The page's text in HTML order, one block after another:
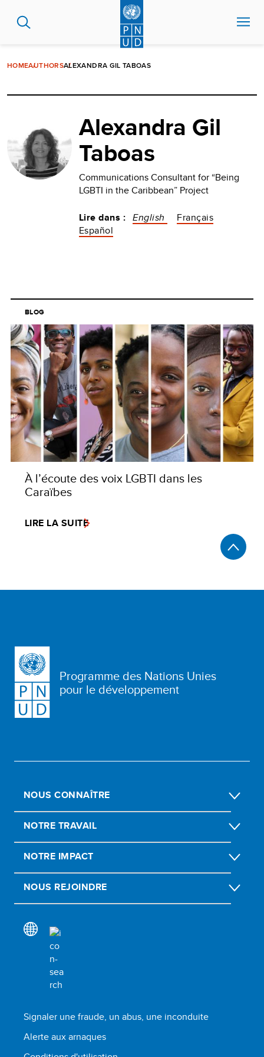
contenu
HOMEAUTHORSALEXANDRA GIL TABOAS
Alexandra Gil
Taboas
Communications Consultant for “Being
LGBTI in the Caribbean” Project
Lire dans : English
Français
Español
BLOG
À l’écoute des voix LGBTI dans les
Caraïbes
LIRE LA SUITE
Programme des Nations Unies
pour le développement
NOUS CONNAÎTRE
NOTRE TRAVAIL
NOTRE IMPACT
NOUS REJOINDRE
Signaler une fraude, un abus, une inconduite
Alerte aux arnaques